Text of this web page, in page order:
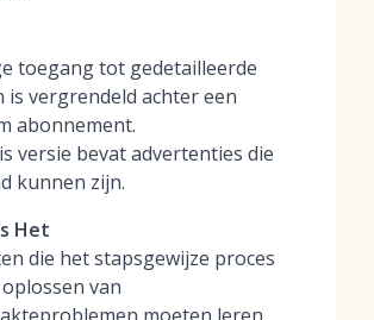
toegang tot gedetailleerde
is vergrendeld achter een
abonnement.
versie bevat advertenties die
kunnen zijn.
Het
die het stapsgewijze proces
van